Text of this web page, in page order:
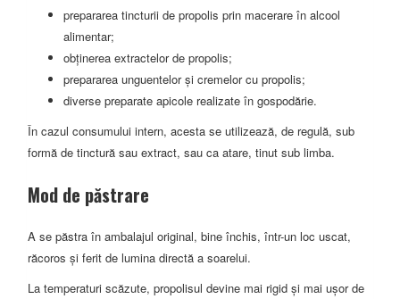
prepararea tincturii de propolis prin macerare în alcool
alimentar;
obținerea extractelor de propolis;
prepararea unguentelor și cremelor cu propolis;
diverse preparate apicole realizate în gospodărie.
În cazul consumului intern, acesta se utilizează, de regulă, sub
formă de tinctură sau extract, sau ca atare, tinut sub limba.
Mod de păstrare
A se păstra în ambalajul original, bine închis, într-un loc uscat,
răcoros și ferit de lumina directă a soarelui.
La temperaturi scăzute, propolisul devine mai rigid și mai ușor de